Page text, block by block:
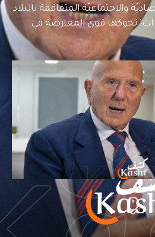
والاجتماعيّة المتفاقمة بالبلاد
تحوكها قوى المعارضة في